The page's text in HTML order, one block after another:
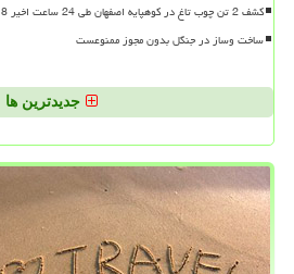
کشف 2 تن چوب تاغ در کوهپایه اصفهان طی 24 ساعت اخیر 8 نفر دستگیر شدند
ساخت وساز در جنگل بدون مجوز ممنوعست
جدیدترین ها